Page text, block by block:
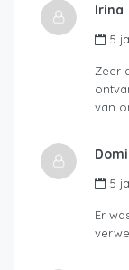
Irina
5
Zeer
van
5
Er